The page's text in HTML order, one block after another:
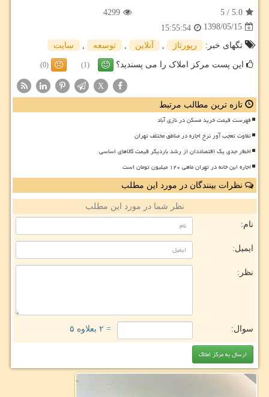
5.0
/
5
4299
1398/05/15
15:55:54
تگهای خبر:
رپورتاژ آنلاین توسعه سایت
این پست مرکز املاک را می پسندید؟ (1)
(0)
X
تازه ترین مطالب مرتبط
فهرست قیمت خرید مسکن در نازی آباد
تفاوت تعجب آور نرخ اجاره در مناطق مختلف تهران
اخطار جدی یک اقتصاددان از رشد باردیگر قیمت کالاهای اساسی
اجاره این خانه در تهران ماهی ۱۲۰ میلیون تومان است
نظرات بینندگان در مورد این مطلب
نظر شما در مورد این مطلب
نام:
ایمیل:
نظر:
سوال: = ۲ بعلاوه ۵